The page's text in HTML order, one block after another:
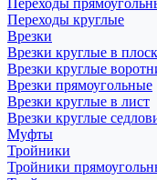
Переходы
Переходы круглые
Врезки
Врезки круглые в
Врезки круглые
Врезки прямоугольные
Врезки круглые в лист
Врезки круглые
Муфты
Тройники
Тройники